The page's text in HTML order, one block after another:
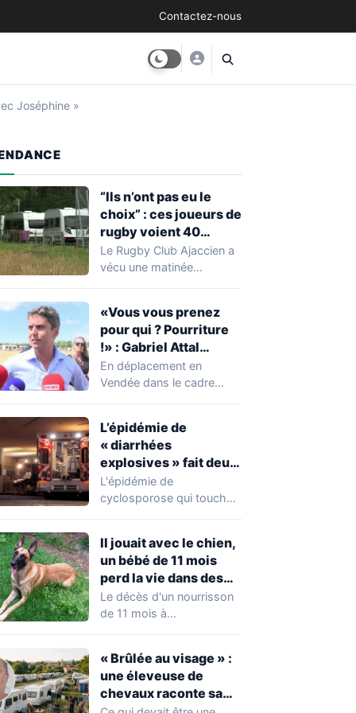
Contactez-nous
Joséphine »
“Ils n’ont pas eu le
choix” : ces joueurs de
rugby voient 40
caravanes de gens du
voyage s’installer
heure
Le Rugby Club Ajaccien a
vécu une matinée
découverte d'une…
«Vous vous prenez
pour qui ? Pourriture
!» : Gabriel Attal
chahuté sur un
campement illégal
En déplacement en
Vendée dans le cadre
occupations…
L’épidémie de
« diarrhées
explosives » fait deux
premiers morts
L'épidémie de
cyclosporose qui touche
aggravation. Les autorités
sanitaires…
Il jouait avec le chien,
un bébé de 11 mois
perd la vie dans des
circonstances
horribles
Le décès d'un nourrisson
de 11 mois à
profondément…
« Brûlée au visage » :
une éleveuse de
chevaux raconte sa